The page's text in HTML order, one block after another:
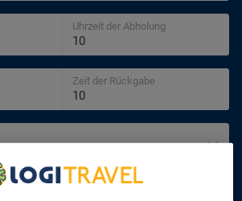
Uhrzeit der Abholung
Zeit der Rückgabe